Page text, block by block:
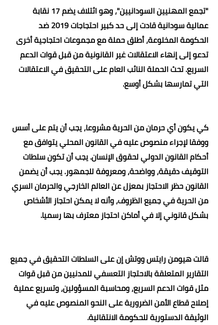
"
تجمع المهنيين السودانيين"، وهو ائتلاف يضم 17 نقابة
عمالية سودانية قادت إلى حد كبير احتجاجات 2019 ضد
الحكومة المخلوعة، أطلق حملة مع مجموعات احتجاجية أخرى
تدعو إلى إنهاء الاعتقالات غير القانونية من قبل قوات الدعم
السريع. تحث الحملة النائب العام على التحقيق في الاعتقالات
التي تمارسها بشكل أوسع.
كي يكون أي حرمان من الحرية مشروعا، يجب أن يتم على أسس
ووفقا لإجراء منصوص عليه في القانون المحلي يتوافق مع
أحكام القانون الدولي لحقوق الإنسان. يجب أن تكون سلطات
التوقيف دقيقة، وواضحة، ومعروفة للجمهور. يجب أن يضمن
القانون حظر الاحتجاز بمعزل عن العالم الخارجي والحرمان السري
من الحرية في جميع الظروف، وأنه لا يمكن احتجاز الأشخاص
بشكل قانوني إلا في أماكن احتجاز معترف بها رسميا.
قالت هيومن رايتس ووتش إن على السلطات التحقيق في جميع
التقارير المتعلقة بالاحتجاز التعسفي للمدنيين من قبل قوات
مثل قوات الدعم السريع، ومحاسبة المسؤولين، وتسريع عملية
إصلاح قطاع الأمن الضرورية على النحو المنصوص عليه في
الوثيقة الدستورية للحكومة الانتقالية.